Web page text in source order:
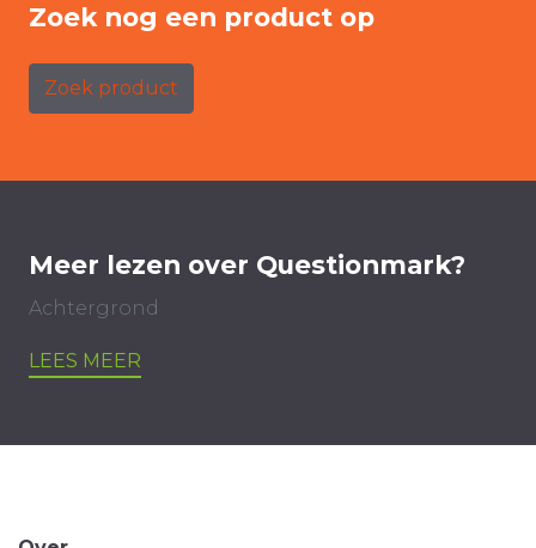
Zoek nog een product op
Zoek product
Meer lezen over Questionmark?
Achtergrond
LEES MEER